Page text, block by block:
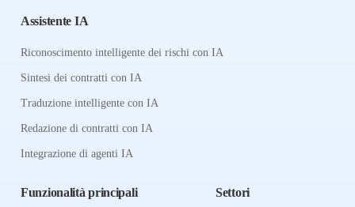
Assistente IA
Riconoscimento intelligente dei rischi con IA
Sintesi dei contratti con IA
Traduzione intelligente con IA
Redazione di contratti con IA
Integrazione di agenti IA
Funzionalità principali Settori